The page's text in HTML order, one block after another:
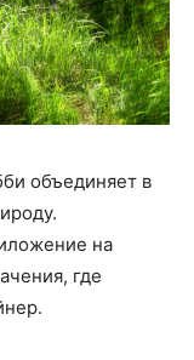
объединяет в
на
где